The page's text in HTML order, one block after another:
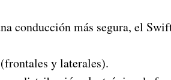
conducción más segura, el
y laterales).